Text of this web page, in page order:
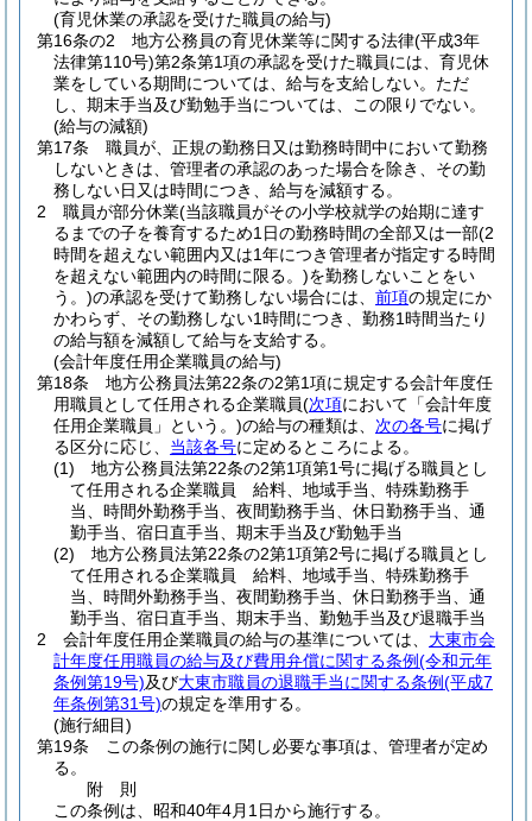
(育児休業の承認を受けた職員の給与)
第16条の2
地方公務員の育児休業等に関する法律(平成3年
法律第110号)第2条第1項の承認を受けた職員には、育児休
業をしている期間については、給与を支給しない。 ただ
し、期末手当及び勤勉手当については、この限りでない。
(給与の減額)
第17条
職員が、正規の勤務日又は勤務時間中において勤務
しないときは、管理者の承認のあった場合を除き、その勤
務しない日又は時間につき、給与を減額する。
2
職員が部分休業(当該職員がその小学校就学の始期に達す
るまでの子を養育するため1日の勤務時間の全部又は一部(2
時間を超えない範囲内又は1年につき管理者が指定する時間
を超えない範囲内の時間に限る。)を勤務しないことをい
う。)の承認を受けて勤務しない場合には、 前項の規定にか
かわらず、その勤務しない1時間につき、勤務1時間当たり
の給与額を減額して給与を支給する。
(会計年度任用企業職員の給与)
第18条
地方公務員法第22条の2第1項に規定する会計年度任
用職員として任用される企業職員(次項において「会計年度
任用企業職員」という。)の給与の種類は、 次の各号に掲げ
る区分に応じ、 当該各号に定めるところによる。
(1)
地方公務員法第22条の2第1項第1号に掲げる職員とし
て任用される企業職員 給料、地域手当、特殊勤務手
当、時間外勤務手当、夜間勤務手当、休日勤務手当、通
勤手当、宿日直手当、期末手当及び勤勉手当
(2)
地方公務員法第22条の2第1項第2号に掲げる職員とし
て任用される企業職員 給料、地域手当、特殊勤務手
当、時間外勤務手当、夜間勤務手当、休日勤務手当、通
勤手当、宿日直手当、期末手当、勤勉手当及び退職手当
2
会計年度任用企業職員の給与の基準については、 大東市会
計年度任用職員の給与及び費用弁償に関する条例(令和元年
条例第19号)及び大東市職員の退職手当に関する条例(平成7
年条例第31号)の規定を準用する。
(施行細目)
第19条
この条例の施行に関し必要な事項は、管理者が定め
る。
附 則
この条例は、昭和40年4月1日から施行する。